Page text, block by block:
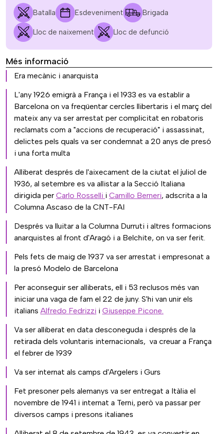
Batalla Esdeveniment Brigada
Lloc de naixement Lloc de defunció
Més informació
Era mecànic i anarquista
L'any 1926 emigrà a França i el 1933 es va establir a
Barcelona on va freqüentar cercles llibertaris i el març del
mateix any va ser arrestat per complicitat en robatoris
reclamats com a "accions de recuperació" i assassinat,
delictes pels quals va ser condemnat a 20 anys de presó
i una forta multa
Alliberat després de l'aixecament de la ciutat el juliol de
1936, al setembre es va allistar a la Secció Italiana
dirigida per Carlo Rosselli i Camillo Berneri, adscrita a la
Columna Ascaso de la CNT-FAI
Després va lluitar a la Columna Durruti i altres formacions
anarquistes al front d'Aragó i a Belchite, on va ser ferit.
Pels fets de maig de 1937 va ser arrestat i empresonat a
la presó Modelo de Barcelona
Per aconseguir ser alliberats, ell i 53 reclusos més van
iniciar una vaga de fam el 22 de juny. S'hi van unir els
italians Alfredo Fedrizzi i Giuseppe Picone.
Va ser alliberat en data desconeguda i després de la
retirada dels voluntaris internacionals, va creuar a França
el febrer de 1939
Va ser internat als camps d'Argelers i Gurs
Fet presoner pels alemanys va ser entregat a Itàlia el
novembre de 1941 i internat a Terni, però va passar per
diversos camps i presons italianes